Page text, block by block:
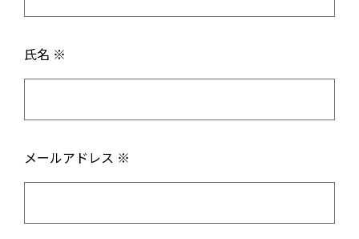
氏名 ※
メールアドレス ※